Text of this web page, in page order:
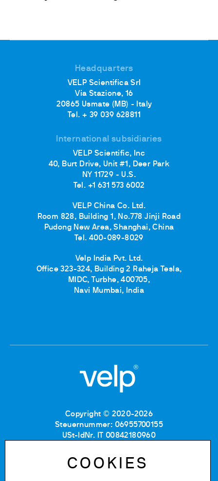
Headquarters
VELP Scientifica Srl
Via Stazione, 16
20865 Usmate (MB) - Italy
Tel. + 39 039 628811
International subsidiaries
VELP Scientific, Inc
40, Burt Drive, Unit #1, Deer Park
NY 11729 - U.S.
Tel. +1 631 573 6002
VELP China Co. Ltd.
Room 828, Building 1, No.778 Jinji Road
Pudong New Area, Shanghai, China
Tel. 400-089-8029
Velp India Pvt. Ltd.
Office 323-324, Building 2 Raheja Tesla,
MIDC, Turbhe, 400705,
Navi Mumbai, India
Copyright © 2020-2026
Steuernummer: 06955700155
USt-IdNr. IT 00842180960
Nummer im Verzeichnis
der Wirtschafts-und Verwaltungsdaten: MB-1129804
COOKIES